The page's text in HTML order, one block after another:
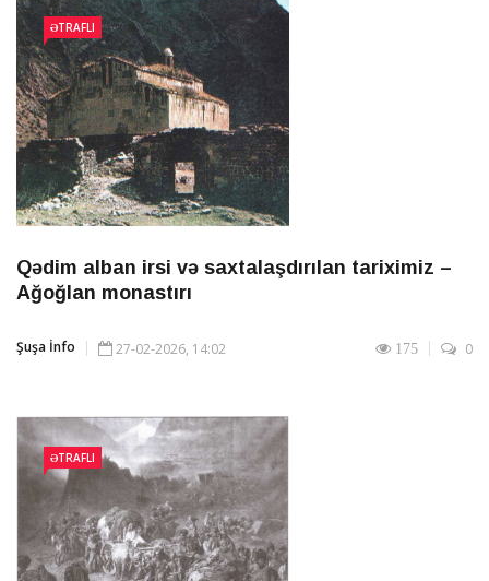
ƏTRAFLI
Qədim alban irsi və saxtalaşdırılan tariximiz –
Ağoğlan monastırı
Şuşa İnfo 27-02-2026, 14:02 175 0
ƏTRAFLI